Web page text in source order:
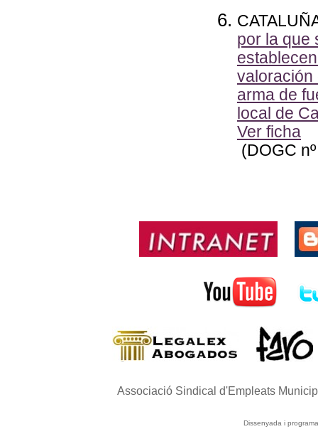
por la que
valoración
arma de
local de
Ver ficha
(DOGC
Associació Sindical d'Empleats
Dissenyada i